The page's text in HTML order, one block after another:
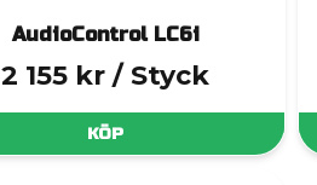
AudioControl LC6i
2 155 kr / Styck
KÖP